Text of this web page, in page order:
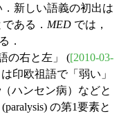
新しい語義の初出は
ある． MED では，
．
の右と左」 ([2010-03-
印欧祖語で「弱い」
（ハンセン病）などと
(paralysis) の第1要素と